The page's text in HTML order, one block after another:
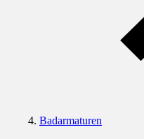
Badarmaturen